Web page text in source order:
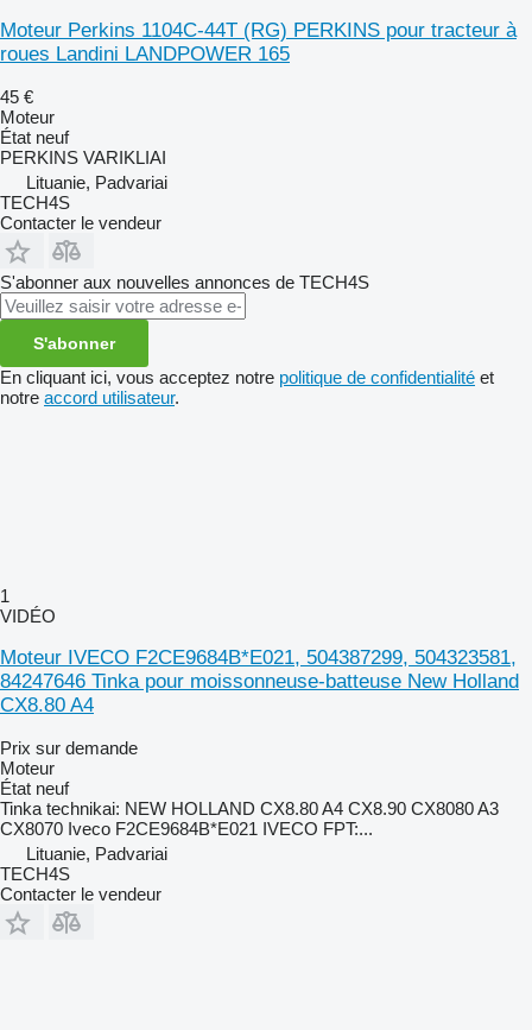
Moteur Perkins 1104C-44T (RG) PERKINS pour tracteur à
roues Landini LANDPOWER 165
45 €
Moteur
État neuf
PERKINS VARIKLIAI
Lituanie, Padvariai
TECH4S
Contacter le vendeur
S'abonner aux nouvelles annonces de TECH4S
S'abonner
En cliquant ici, vous acceptez notre politique de confidentialité et
notre accord utilisateur.
1
VIDÉO
Moteur IVECO F2CE9684B*E021, 504387299, 504323581,
84247646 Tinka pour moissonneuse-batteuse New Holland
CX8.80 A4
Prix sur demande
Moteur
État neuf
Tinka technikai: NEW HOLLAND CX8.80 A4 CX8.90 CX8080 A3
CX8070 Iveco F2CE9684B*E021 IVECO FPT:...
Lituanie, Padvariai
TECH4S
Contacter le vendeur